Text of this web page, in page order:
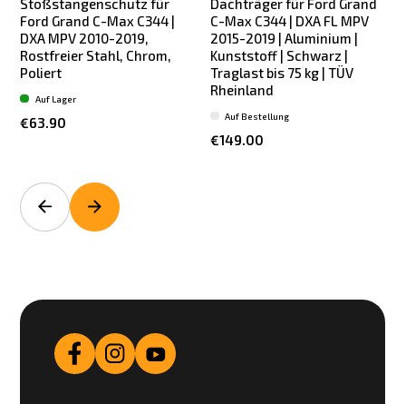
Stoßstangenschutz für
Ford Grand C-Max C344 |
DXA MPV 2010-2019,
Rostfreier Stahl, Chrom,
Poliert
€63.90
Auf Lager
Dachträger für Ford Grand
C-Max C344 | DXA FL MPV
2015-2019 | Aluminium |
Kunststoff | Schwarz |
Traglast bis 75 kg | TÜV
Rheinland
€149.00
Auf Bestellung